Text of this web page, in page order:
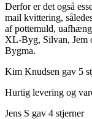
Derfor er det også
mail kvittering,
af pottemuld,
XL-Byg, Silvan, Jem
Bygma.
Kim Knudsen gav 5
Hurtig levering og
Jens S gav 4 stjerner